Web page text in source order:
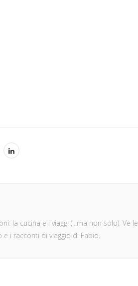
la cucina e i viaggi (...ma non solo). Ve le
i racconti di viaggio di Fabio.